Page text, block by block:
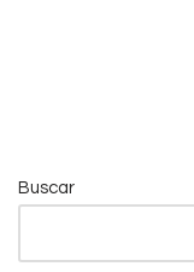
Buscar